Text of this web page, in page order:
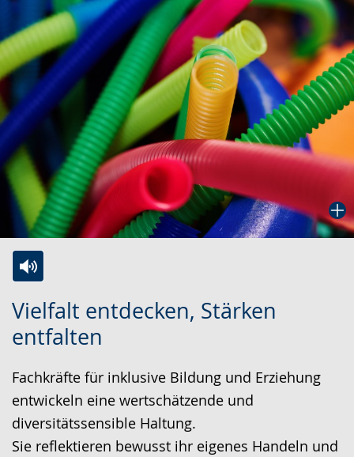
Vielfalt entdecken, Stärken
entfalten
Fachkräfte für inklusive Bildung und Erziehung
entwickeln eine wertschätzende und
diversitätssensible Haltung.
Sie reflektieren bewusst ihr eigenes Handeln und
Leichten
Sprache
Audio-
Unterstützung.
Video
in
Gebärdensprache
wird
angezeigt.